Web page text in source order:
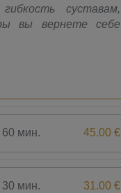
суставам,
вы вернете себе
60 мин. 45.00 €
30 мин. 31.00 €